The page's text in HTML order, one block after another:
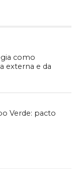
como
externa e da
Verde: pacto